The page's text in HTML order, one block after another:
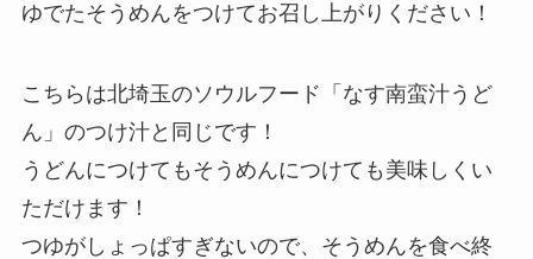
ゆでたそうめんをつけてお召し上がりください！
こちらは北埼玉のソウルフード「なす南蛮汁うど
ん」のつけ汁と同じです！
うどんにつけてもそうめんにつけても美味しくい
ただけます！
つゆがしょっぱすぎないので、そうめんを食べ終